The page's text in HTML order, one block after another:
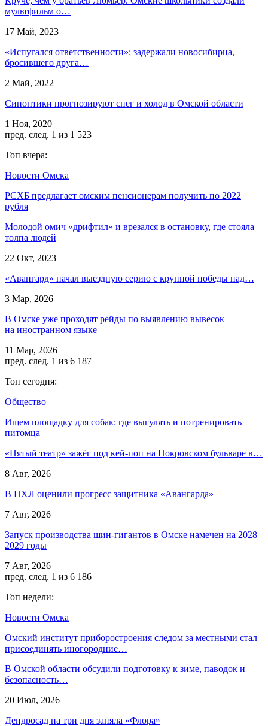
мультфильм о…
17 Май, 2023
«Испугался ответственности»: задержали новосибирца,
бросившего друга…
2 Май, 2022
Синоптики прогнозируют снег и холод в Омской области
1 Ноя, 2020
пред. след. 1 из 1 523
Топ вчера:
Новости Омска
РСХБ предлагает омским пенсионерам получить по 2022
рубля
Молодой омич «дрифтил» и врезался в остановку, где стояла
толпа людей
22 Окт, 2023
«Авангард» начал выездную серию с крупной победы над…
3 Мар, 2026
В Омске уже проходят рейды по выявлению вывесок
на иностранном языке
11 Мар, 2026
пред. след. 1 из 6 187
Топ сегодня:
Общество
Ищем площадку для собак: где выгулять и потренировать
питомца
«Пятый театр» зажёг под кей-поп на Покровском бульваре в…
8 Авг, 2026
В НХЛ оценили прогресс защитника «Авангарда»
7 Авг, 2026
Запуск производства шин-гигантов в Омске намечен на 2028–
2029 годы
7 Авг, 2026
пред. след. 1 из 6 186
Топ недели:
Новости Омска
Омский институт приборостроения следом за местными стал
присоединять иногородние…
В Омской области обсудили подготовку к зиме, паводок и
безопасность…
20 Июл, 2026
Дендросад на три дня заняла «Флора»